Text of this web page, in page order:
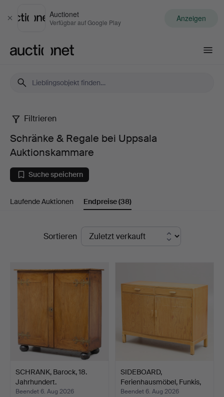
Schließen
Auctionet
Verfügbar auf Google Play Anzeigen
Schränke
Regale
bei
Auktionskammare
Filtrieren
Schränke & Regale bei Uppsala
Auktionskammare
Suche speichern
Laufende Auktionen Endpreise(38)
EndpreiseSortieren
SCHRANK, Barock, 18.
Jahrhundert.
Beendet 6. Aug 2026
SIDEBOARD,
Ferienhausmöbel, Funkis,
1930er…
Beendet 6. Aug 2026